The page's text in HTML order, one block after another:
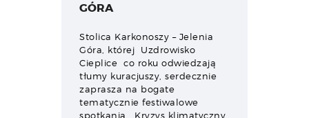
GÓRA
Stolica Karkonoszy – Jelenia
Góra, której Uzdrowisko
Cieplice co roku odwiedzają
tłumy kuracjuszy, serdecznie
zaprasza na bogate
tematycznie festiwalowe
spotkania. „Kryzys klimatyczny